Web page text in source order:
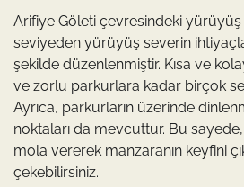
Arifiye Göleti çevresindeki yürüyüş
seviyeden yürüyüş severin
şekilde düzenlenmiştir. Kısa ve
ve zorlu parkurlara kadar birçok
Ayrıca, parkurların üzerinde
noktaları da mevcuttur. Bu
mola vererek manzaranın keyfini
çekebilirsiniz.